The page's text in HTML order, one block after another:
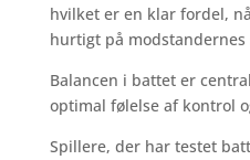
hvilket er en klar fordel,
hurtigt på modstandernes
Balancen i battet er
optimal følelse af kontrol
Spillere, der har testet